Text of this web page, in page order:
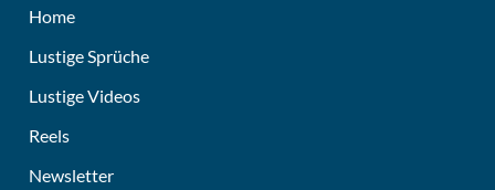
Home
Lustige Sprüche
Lustige Videos
Reels
Newsletter